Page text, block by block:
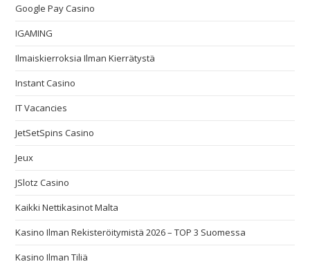
Google Pay Casino
IGAMING
Ilmaiskierroksia Ilman Kierrätystä
Instant Casino
IT Vacancies
JetSetSpins Casino
Jeux
JSlotz Casino
Kaikki Nettikasinot Malta
Kasino Ilman Rekisteröitymistä 2026 – TOP 3 Suomessa
Kasino Ilman Tiliä